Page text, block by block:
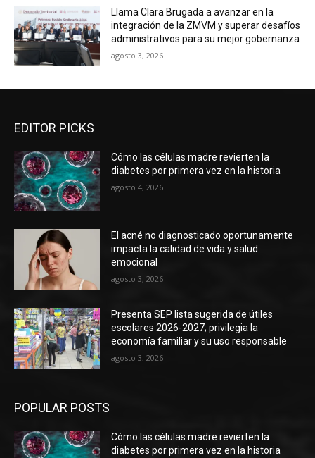
Llama Clara Brugada a avanzar en la
integración de la ZMVM y superar desafíos
administrativos para su mejor gobernanza
agosto 3, 2026
EDITOR PICKS
Cómo las células madre revierten la
diabetes por primera vez en la historia
agosto 4, 2026
El acné no diagnosticado oportunamente
impacta la calidad de vida y salud
emocional
agosto 3, 2026
Presenta SEP lista sugerida de útiles
escolares 2026-2027; privilegia la
economía familiar y su uso responsable
agosto 3, 2026
POPULAR POSTS
Cómo las células madre revierten la
diabetes por primera vez en la historia